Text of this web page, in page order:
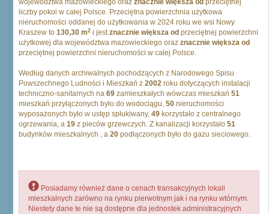
województwa mazowieckiego oraz znacznie większa od przeciętnej
liczby pokoi w całej Polsce. Przeciętna powierzchnia użytkowa
nieruchomości oddanej do użytkowania w 2024 roku we wsi Nowy
Kraszew to 130,30 m2 i jestznacznie większa od przeciętnej powierzchni
użytkowej dla województwa mazowieckiego oraz znacznie większa od
przeciętnej powierzchni nieruchomości w całej Polsce.
Według danych archiwalnych pochodzących z Narodowego Spisu
Powszechnego Ludności i Mieszkań z 2002 roku dotyczących instalacji
techniczno-sanitarnych na 69 zamieszkałych wówczas mieszkań 51
mieszkań przyłączonych było do wodociągu, 50 nieruchomości
wyposażonych było w ustęp spłukiwany, 49 korzystało z centralnego
ogrzewania, a 19 z pieców grzewczych. Z kanalizacji korzystało 51
budynków mieszkalnych , a 20 podłączonych było do gazu sieciowego.
Posiadamy również dane o cenach transakcyjnych lokali
mieszkalnych zarówno na rynku pierwotnym jak i na rynku wtórnym.
Niestety dane te nie są dostępne dla jednostek administracyjnych